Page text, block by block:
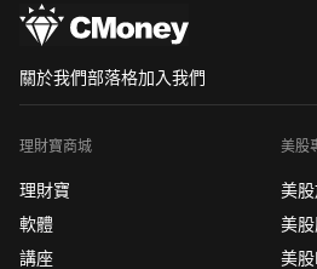
關於我們部落格加入我們
理財寶商城
理財寶
軟體
講座
美股
美
美
美